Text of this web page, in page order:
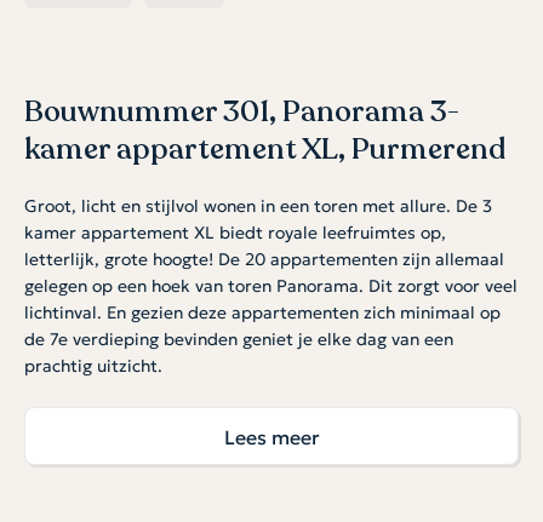
Bouwnummer 301, Panorama 3-
kamer appartement XL, Purmerend
Groot, licht en stijlvol wonen in een toren met allure. De 3
kamer appartement XL biedt royale leefruimtes op,
letterlijk, grote hoogte! De 20 appartementen zijn allemaal
gelegen op een hoek van toren Panorama. Dit zorgt voor veel
lichtinval. En gezien deze appartementen zich minimaal op
de 7e verdieping bevinden geniet je elke dag van een
prachtig uitzicht.
Royale living met balkon of terras
De living in dit woningtype is opvallend ruim met plek voor
een royale zithoek, grote eettafel en een moderne open
Lees meer